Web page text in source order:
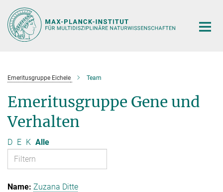
Hauptinhalt
Emeritusgruppe Eichele Team
Emeritusgruppe Gene und
Verhalten
D E K Alle
Zuzana Ditte